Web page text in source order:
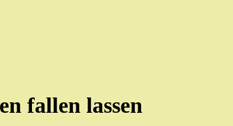
fallen lassen